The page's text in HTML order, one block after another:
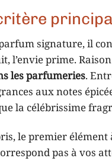
signature, il
l’envie prime.
les parfumeries.
aux notes
la célébrissime
le premier
pas à vos